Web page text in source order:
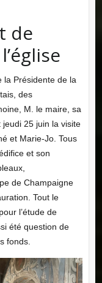
de
la Présidente de la
des
M. le maire, sa
25 juin la visite
et Marie-Jo. Tous
et son
de Champaigne
Tout le
l’étude de
été question de
fonds.